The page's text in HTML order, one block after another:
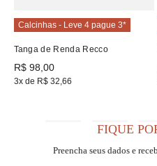
Calcinhas - Leve 4 pague 3*
Tanga de Renda Recco
R$ 98 00
3x de R$ 32,66
FIQUE
Preencha seus dados e